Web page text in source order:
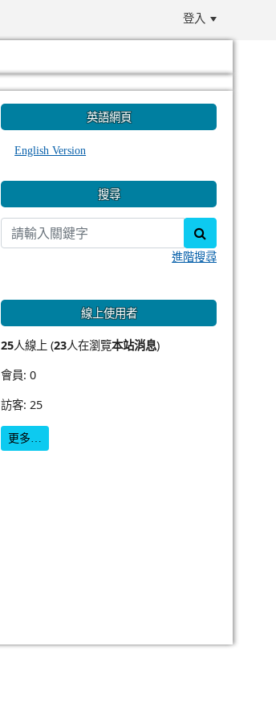
登入
英語網頁
English Version
搜尋
進階搜尋
線上使用者
25人線上 (23人在瀏覽本站消息)
會員: 0
訪客: 25
更多…